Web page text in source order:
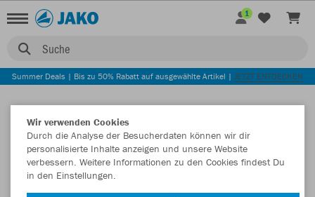
Suche
1
Summer Deals | Bis zu 50% Rabatt auf ausgewählte Artikel | JETZT ENTDECKEN
Wir verwenden Cookies
Durch die Analyse der Besucherdaten können wir dir
personalisierte Inhalte anzeigen und unsere Website
verbessern. Weitere Informationen zu den Cookies findest Du
in den Einstellungen.